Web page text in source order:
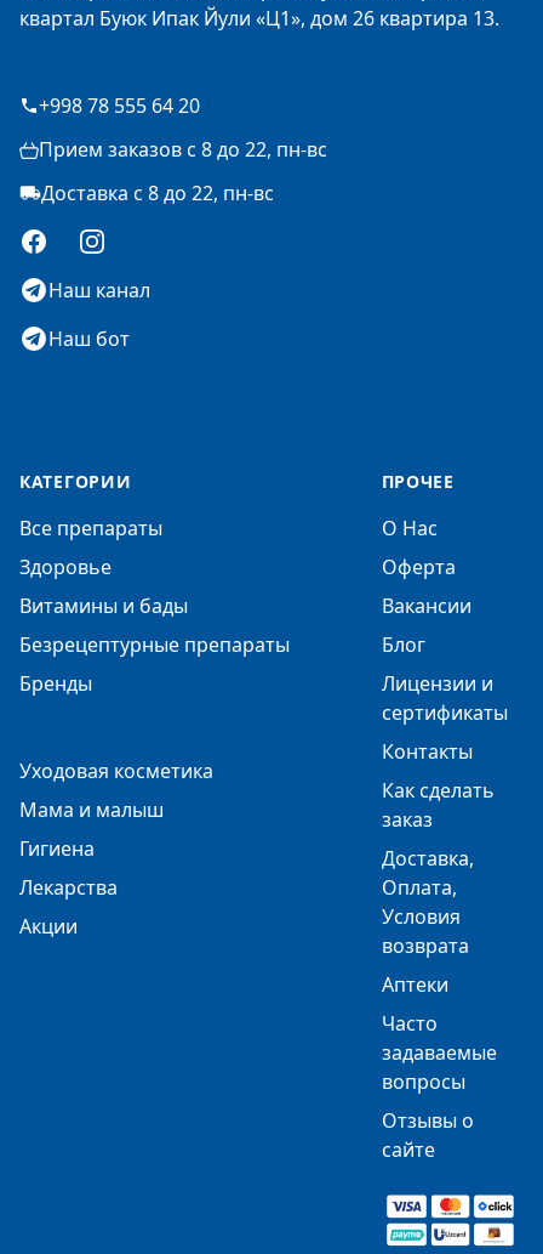
квартал Буюк Ипак Йули «Ц1», дом 26 квартира 13.
+998 78 555 64 20
Прием заказов с 8 до 22, пн-вс
Доставка с 8 до 22, пн-вс
FacebookInstagram
Наш канал
Наш бот
КАТЕГОРИИ
Все препараты
Здоровье
Витамины и бады
Безрецептурные препараты
Бренды
Уходовая косметика
Мама и малыш
Гигиена
Лекарства
Акции
ПРОЧЕЕ
О Нас
Оферта
Вакансии
Блог
Лицензии и
сертификаты
Контакты
Как сделать
заказ
Доставка,
Оплата,
Условия
возврата
Аптеки
Часто
задаваемые
вопросы
Отзывы о
сайте